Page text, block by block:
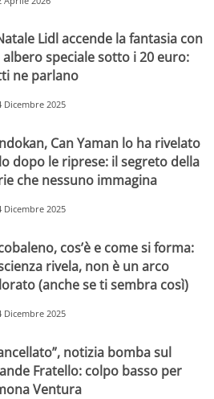
Lidl accende la fantasia con
albero speciale sotto i 20 euro:
ne parlano
Dicembre 2025
Can Yaman lo ha rivelato
dopo le riprese: il segreto della
che nessuno immagina
Dicembre 2025
cos’è e come si forma:
rivela, non è un arco
(anche se ti sembra così)
Dicembre 2025
notizia bomba sul
Fratello: colpo basso per
Ventura